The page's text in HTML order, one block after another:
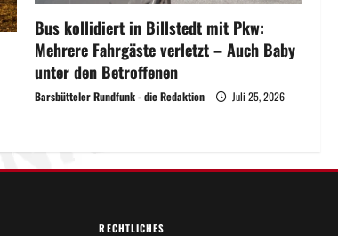
Bus kollidiert in Billstedt mit Pkw:
Mehrere Fahrgäste verletzt – Auch Baby
unter den Betroffenen
Barsbütteler Rundfunk - die Redaktion Juli 25, 2026
RECHTLICHES